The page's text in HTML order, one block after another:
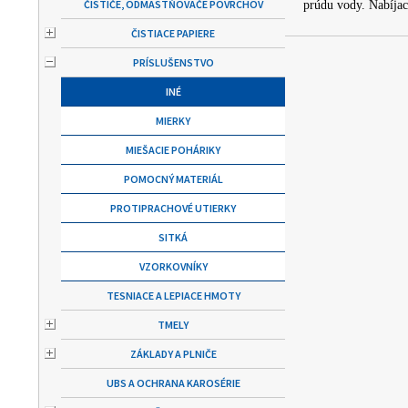
ČISTIČE, ODMASTŇOVAČE POVRCHOV
ČISTIACE PAPIERE
PRÍSLUŠENSTVO
INÉ
MIERKY
MIEŠACIE POHÁRIKY
POMOCNÝ MATERIÁL
PROTIPRACHOVÉ UTIERKY
SITKÁ
VZORKOVNÍKY
TESNIACE A LEPIACE HMOTY
TMELY
ZÁKLADY A PLNIČE
UBS A OCHRANA KAROSÉRIE
prúdu vody.